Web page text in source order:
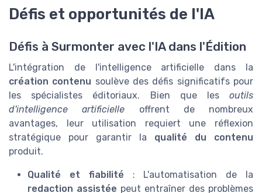
Défis et opportunités de l'IA
Défis à Surmonter avec l'IA dans l'Édition
L'intégration de l'intelligence artificielle dans la
création contenu soulève des défis significatifs pour
les spécialistes éditoriaux. Bien que les outils
d'intelligence artificielle offrent de nombreux
avantages, leur utilisation requiert une réflexion
stratégique pour garantir la qualité du contenu
produit.
Qualité et fiabilité : L'automatisation de la
redaction assistée peut entraîner des problèmes